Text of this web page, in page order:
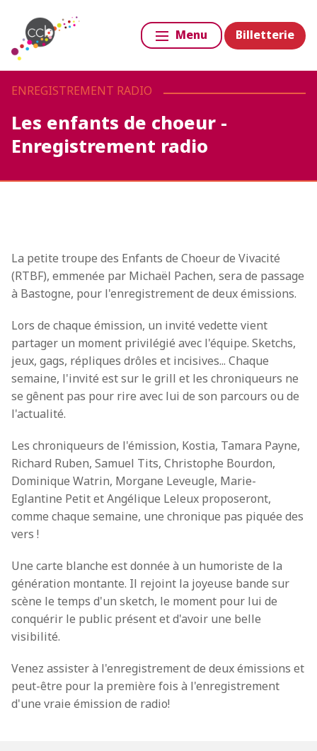
Billetterie
Menu
ENREGISTREMENT RADIO
Les enfants de choeur -
Enregistrement radio
La petite troupe des Enfants de Choeur de Vivacité
(RTBF), emmenée par Michaël Pachen, sera de passage
à Bastogne, pour l'enregistrement de deux émissions.
Lors de chaque émission, un invité vedette vient
partager un moment privilégié avec l'équipe. Sketchs,
jeux, gags, répliques drôles et incisives... Chaque
semaine, l'invité est sur le grill et les chroniqueurs ne
se gênent pas pour rire avec lui de son parcours ou de
l'actualité.
Les chroniqueurs de l'émission, Kostia, Tamara Payne,
Richard Ruben, Samuel Tits, Christophe Bourdon,
Dominique Watrin, Morgane Leveugle, Marie-
Eglantine Petit et Angélique Leleux proposeront,
comme chaque semaine, une chronique pas piquée des
vers !
Une carte blanche est donnée à un humoriste de la
génération montante. Il rejoint la joyeuse bande sur
scène le temps d'un sketch, le moment pour lui de
conquérir le public présent et d'avoir une belle
visibilité.
Venez assister à l'enregistrement de deux émissions et
peut-être pour la première fois à l'enregistrement
d'une vraie émission de radio!